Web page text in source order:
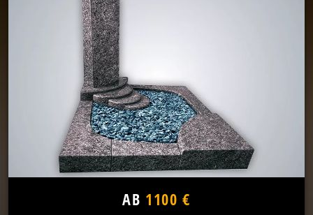
AB 1100 €